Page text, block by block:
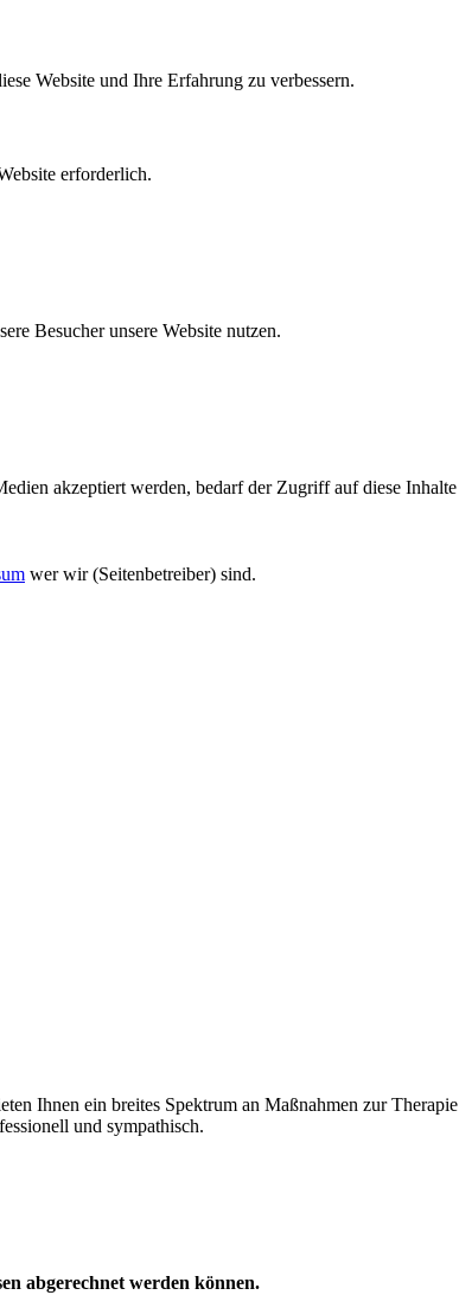
Website und Ihre Erfahrung zu verbessern.
erforderlich.
Besucher unsere Website nutzen.
akzeptiert werden, bedarf der Zugriff auf diese
wer wir (Seitenbetreiber) sind.
Ihnen ein breites Spektrum an Maßnahmen zur
und sympathisch.
abgerechnet werden können.